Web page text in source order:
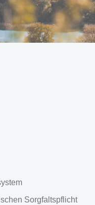
Sorgfaltspflicht